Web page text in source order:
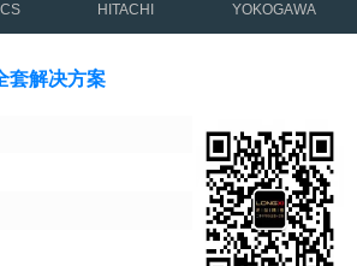
HITACHI YOKOGAWA
套解决方案